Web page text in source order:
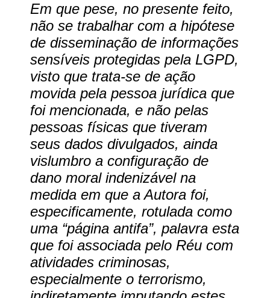
Em que pese, no presente feito,
não se trabalhar com a hipótese
de disseminação de informações
sensíveis protegidas pela LGPD,
visto que trata-se de ação
movida pela pessoa jurídica que
foi mencionada, e não pelas
pessoas físicas que tiveram
seus dados divulgados, ainda
vislumbro a configuração de
dano moral indenizável na
medida em que a Autora foi,
especificamente, rotulada como
uma “página antifa”, palavra esta
que foi associada pelo Réu com
atividades criminosas,
especialmente o terrorismo,